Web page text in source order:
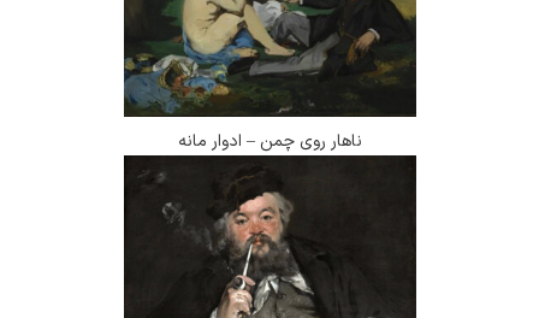
ناهار روی چمن – ادوار مانه